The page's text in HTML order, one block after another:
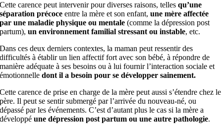
Cette carence peut intervenir pour diverses raisons, tellesqu’une
séparation précoce entre la mère et son enfant,une mère affectée
par une maladie physique ou mentale(comme la dépression post
partum),un environnement familial stressant ou instable, etc.
Dans ces deux derniers contextes, la maman peut ressentir des
difficultés à établir un lien affectif fort avec son bébé, à répondre de
manière adéquate à ses besoins ou à lui fournir l’interaction sociale et
émotionnelledont il a besoin pour se développer sainement.
Cette carence de prise en charge de la mère peut aussi s’étendre chez le
père. Il peut se sentir submergé par l’arrivée du nouveau-né, ou
dépassé par les événements. C’est d’autant plus le cas si la mère a
développé une dépression post partum ou une autre pathologie.